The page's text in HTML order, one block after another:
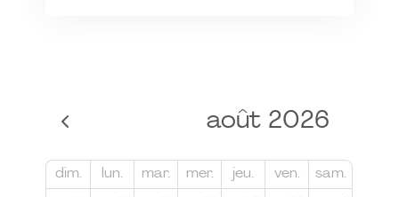
août 2026
dim. lun. mar. mer. jeu. ven. sam.